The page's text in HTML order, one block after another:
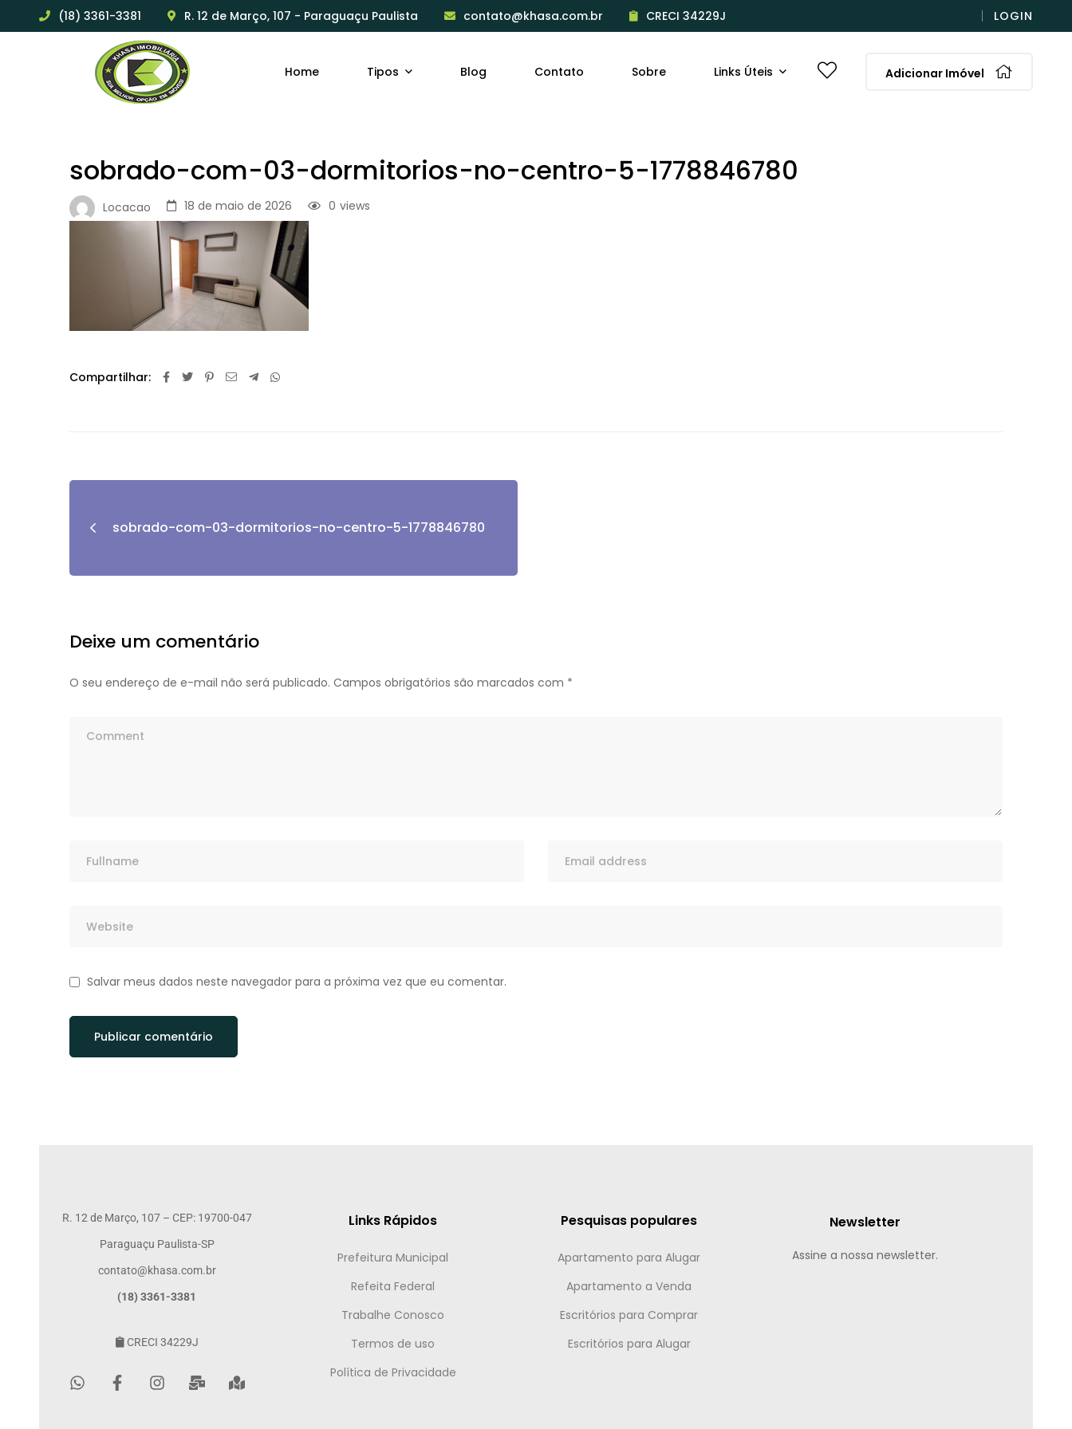
(18) 3361-3381 R. 12 de Março, 107 - Paraguaçu Paulista contato@khasa.com.br CRECI 34229J LOGIN
Home Tipos Blog Contato Sobre Links Úteis Adicionar Imóvel
sobrado-com-03-dormitorios-no-centro-5-1778846780
Locacao 18 de maio de 2026 views
0
Compartilhar:
sobrado-com-03-dormitorios-no-centro-5-1778846780
Deixe um comentário
O seu endereço de e-mail não será publicado. Campos obrigatórios são marcados com *
Salvar meus dados neste navegador para a próxima vez que eu comentar.
R. 12 de Março, 107 – CEP: 19700-047
Paraguaçu Paulista-SP
contato@khasa.com.br
(18) 3361-3381
CRECI 34229J
Links Rápidos
Prefeitura Municipal
Refeita Federal
Trabalhe Conosco
Termos de uso
Política de Privacidade
Pesquisas populares
Apartamento para Alugar
Apartamento a Venda
Escritórios para Comprar
Escritórios para Alugar
Newsletter
Assine a nossa newsletter.